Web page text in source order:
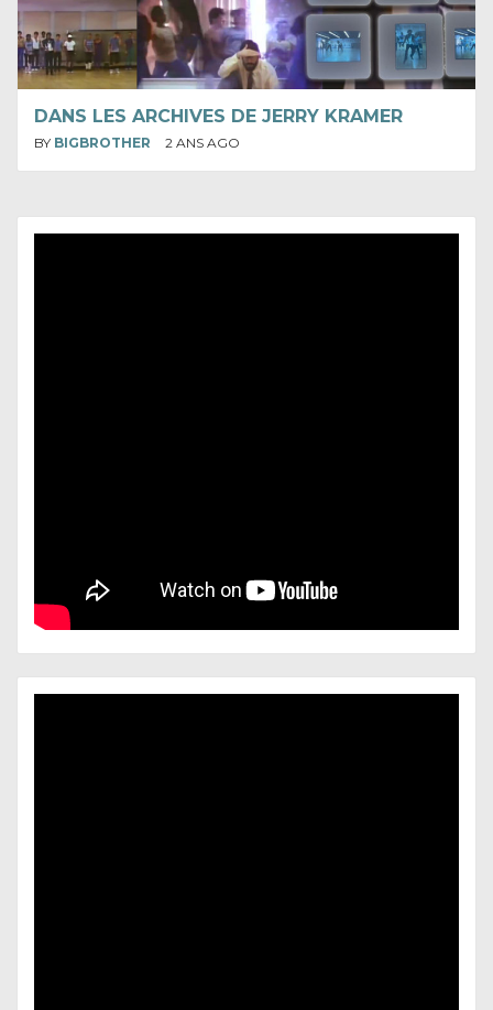
DANS LES ARCHIVES DE JERRY KRAMER
BY BIGBROTHER 2 ANS AGO